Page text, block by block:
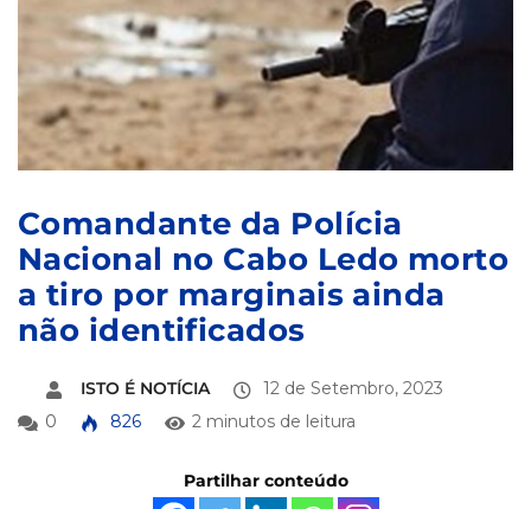
Comandante da Polícia
Nacional no Cabo Ledo morto
a tiro por marginais ainda
não identificados
ISTO É NOTÍCIA
12 de Setembro, 2023
0
826 2 minutos de leitura
Partilhar conteúdo